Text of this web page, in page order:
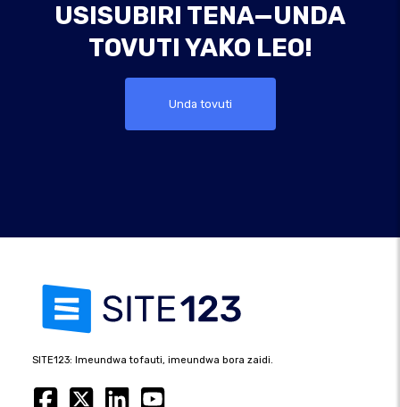
USISUBIRI TENA—UNDA
TOVUTI YAKO LEO!
Unda tovuti
SITE123: Imeundwa tofauti, imeundwa bora zaidi.